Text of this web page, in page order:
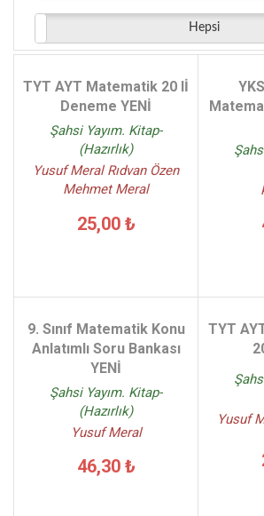
Hepsi
TYT AYT Matematik 20 lİ
Deneme YENİ
Şahsi Yayım. Kitap-
(Hazırlık)
Yusuf Meral Rıdvan Özen
Mehmet Meral
25,00 ₺
9. Sınıf Matematik Konu
Anlatımlı Soru Bankası
YENİ
Şahsi Yayım. Kitap-
(Hazırlık)
Yusuf Meral
46,30 ₺
TYT
Yusuf